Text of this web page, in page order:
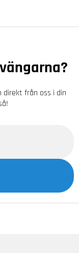
direkt från oss i din